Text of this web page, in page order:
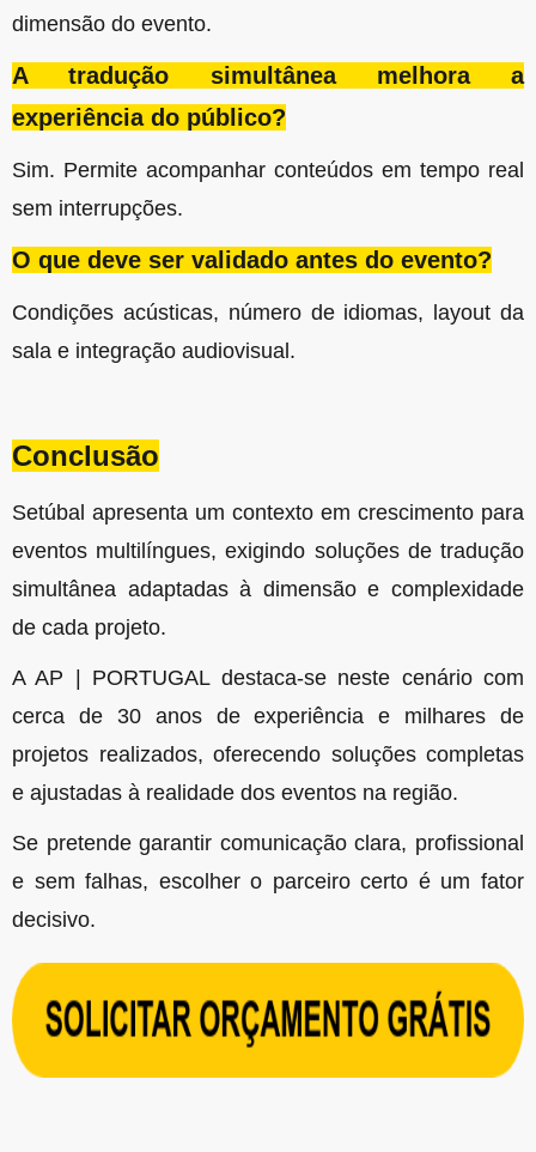
dimensão do evento.
A tradução simultânea melhora a
experiência do público?
Sim. Permite acompanhar conteúdos em tempo real
sem interrupções.
O que deve ser validado antes do evento?
Condições acústicas, número de idiomas, layout da
sala e integração audiovisual.
Conclusão
Setúbal apresenta um contexto em crescimento para
eventos multilíngues, exigindo soluções de tradução
simultânea adaptadas à dimensão e complexidade
de cada projeto.
A AP | PORTUGAL destaca-se neste cenário com
cerca de 30 anos de experiência e milhares de
projetos realizados, oferecendo soluções completas
e ajustadas à realidade dos eventos na região.
Se pretende garantir comunicação clara, profissional
e sem falhas, escolher o parceiro certo é um fator
decisivo.